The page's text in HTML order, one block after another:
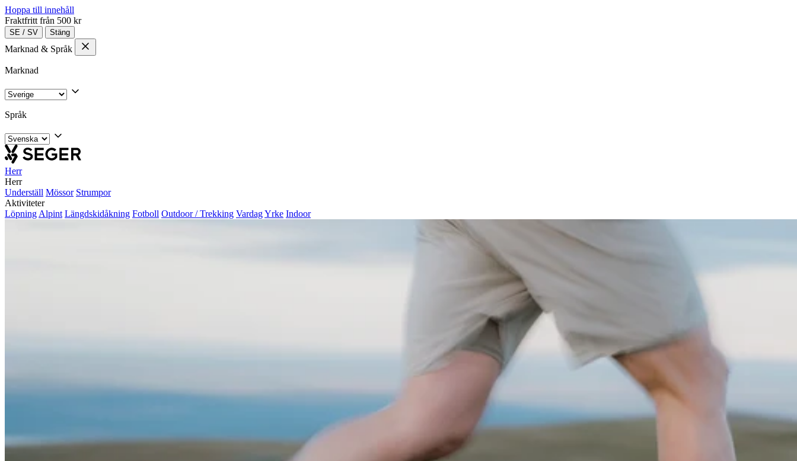
Hoppa till innehåll
Fraktfritt från 500 kr
SE / SV Stäng
Marknad & Språk
Marknad
Språk
Herr
Herr
Underställ Mössor Strumpor
Aktiviteter
Löpning Alpint Längdskidåkning Fotboll Outdoor / Trekking VardagYrke Indoor